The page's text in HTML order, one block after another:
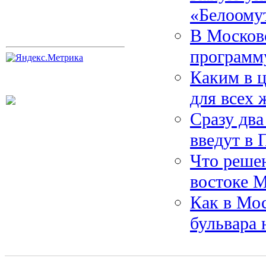
В
Каким в
для всех
Сразу
введут в
Что
востоке
Как в
бульвара